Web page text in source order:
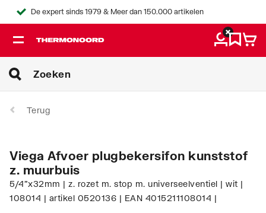
De expert sinds 1979 & Meer dan 150.000 artikelen
Terug
Viega Afvoer plugbekersifon kunststof
z. muurbuis
5/4"x32mm | z. rozet m. stop m. universeelventiel | wit |
108014 | artikel 0520136 | EAN 4015211108014 |